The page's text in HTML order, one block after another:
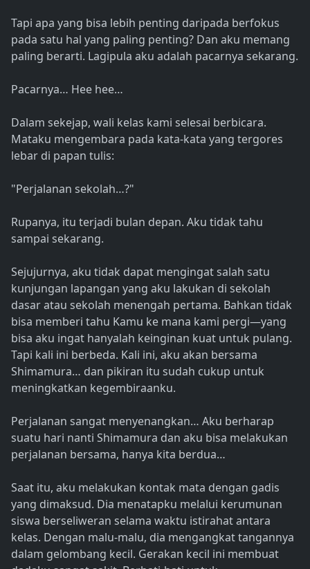
Tapi apa yang bisa lebih penting daripada berfokus
pada satu hal yang paling penting? Dan aku memang
paling berarti. Lagipula aku adalah pacarnya sekarang.
Pacarnya… Hee hee…
Dalam sekejap, wali kelas kami selesai berbicara.
Mataku mengembara pada kata-kata yang tergores
lebar di papan tulis:
"Perjalanan sekolah…?"
Rupanya, itu terjadi bulan depan. Aku tidak tahu
sampai sekarang.
Sejujurnya, aku tidak dapat mengingat salah satu
kunjungan lapangan yang aku lakukan di sekolah
dasar atau sekolah menengah pertama. Bahkan tidak
bisa memberi tahu Kamu ke mana kami pergi—yang
bisa aku ingat hanyalah keinginan kuat untuk pulang.
Tapi kali ini berbeda. Kali ini, aku akan bersama
Shimamura… dan pikiran itu sudah cukup untuk
meningkatkan kegembiraanku.
Perjalanan sangat menyenangkan… Aku berharap
suatu hari nanti Shimamura dan aku bisa melakukan
perjalanan bersama, hanya kita berdua…
Saat itu, aku melakukan kontak mata dengan gadis
yang dimaksud. Dia menatapku melalui kerumunan
siswa berseliweran selama waktu istirahat antara
kelas. Dengan malu-malu, dia mengangkat tangannya
dalam gelombang kecil. Gerakan kecil ini membuat